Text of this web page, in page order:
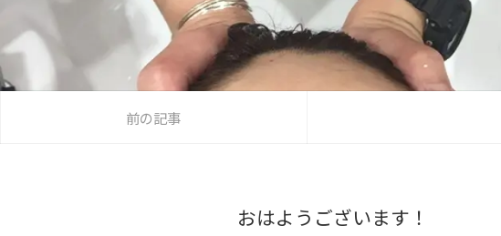
前の記事
おはようございます！